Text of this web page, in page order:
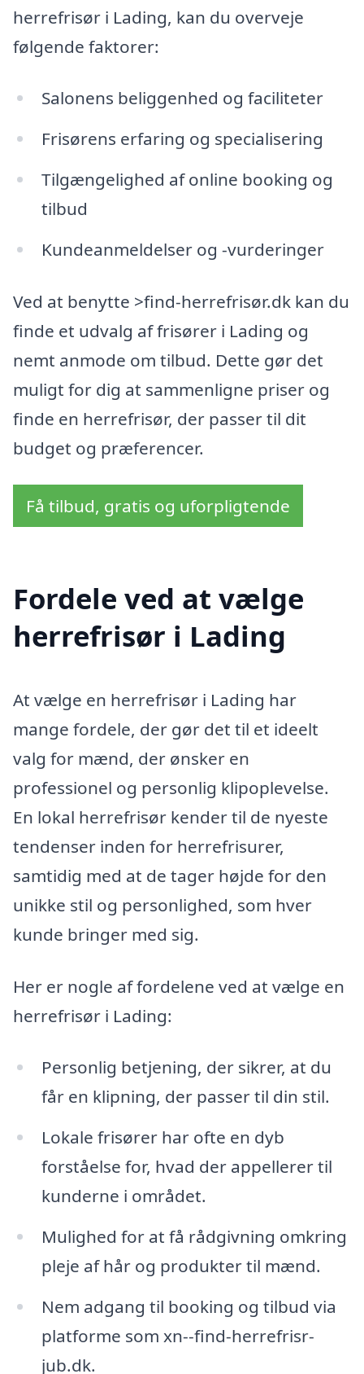
herrefrisør i Lading, kan du overveje
følgende faktorer:
Salonens beliggenhed og faciliteter
Frisørens erfaring og specialisering
Tilgængelighed af online booking og
tilbud
Kundeanmeldelser og -vurderinger
Ved at benytte >find-herrefrisør.dk kan du
finde et udvalg af frisører i Lading og
nemt anmode om tilbud. Dette gør det
muligt for dig at sammenligne priser og
finde en herrefrisør, der passer til dit
budget og præferencer.
Få tilbud, gratis og uforpligtende
Fordele ved at vælge
herrefrisør i Lading
At vælge en herrefrisør i Lading har
mange fordele, der gør det til et ideelt
valg for mænd, der ønsker en
professionel og personlig klipoplevelse.
En lokal herrefrisør kender til de nyeste
tendenser inden for herrefrisurer,
samtidig med at de tager højde for den
unikke stil og personlighed, som hver
kunde bringer med sig.
Her er nogle af fordelene ved at vælge en
herrefrisør i Lading:
Personlig betjening, der sikrer, at du
får en klipning, der passer til din stil.
Lokale frisører har ofte en dyb
forståelse for, hvad der appellerer til
kunderne i området.
Mulighed for at få rådgivning omkring
pleje af hår og produkter til mænd.
Nem adgang til booking og tilbud via
platforme som xn--find-herrefrisr-
jub.dk.